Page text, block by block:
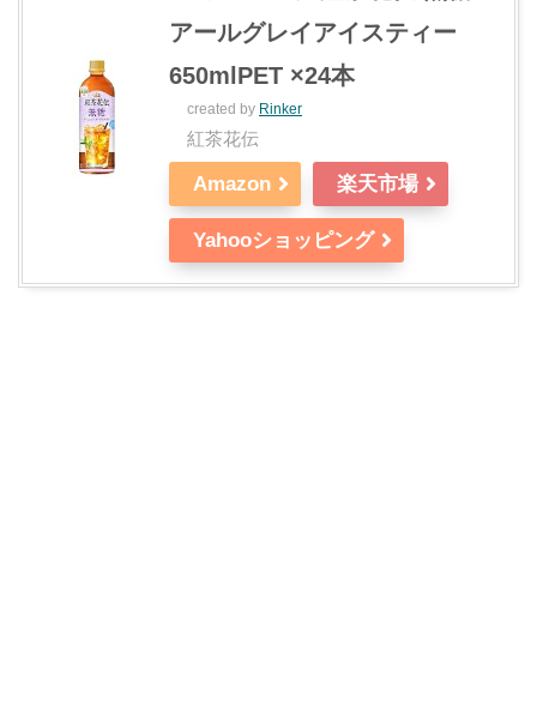
アールグレイアイスティー
650mlPET ×24本
created by Rinker
紅茶花伝
Amazon 楽天市場
Yahooショッピング